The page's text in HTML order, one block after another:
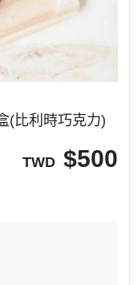
(比利時巧克力)
TWD $500